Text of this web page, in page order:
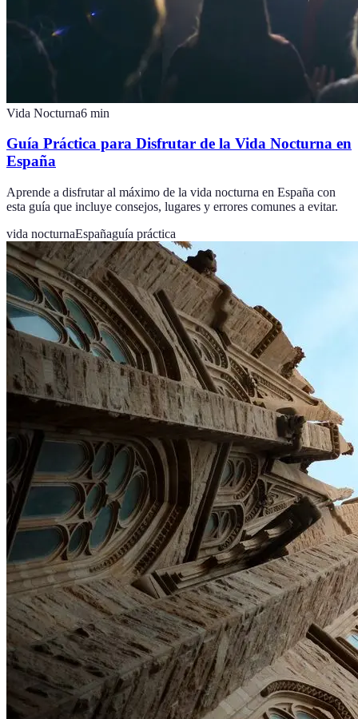
Vida Nocturna6 min
Guía Práctica para Disfrutar de la Vida Nocturna en
España
Aprende a disfrutar al máximo de la vida nocturna en España con
esta guía que incluye consejos, lugares y errores comunes a evitar.
vida nocturnaEspañaguía práctica